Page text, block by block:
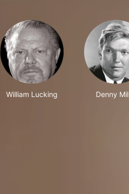
William Lucking Denny